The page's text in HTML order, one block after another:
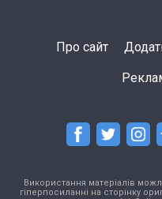
Про сайт
Використання матеріалів
гіперпосиланні на сторінку